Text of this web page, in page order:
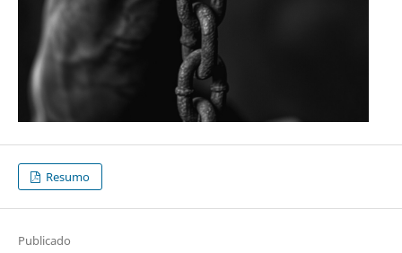
Resumo
Publicado